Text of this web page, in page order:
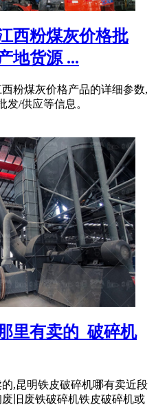
西粉煤灰价格批
地货源 ...
粉煤灰价格产品的详细参数,
发/供应等信息。
里有卖的_破碎机
,昆明铁皮破碎机哪有卖近段
旧废铁破碎机铁皮破碎机或